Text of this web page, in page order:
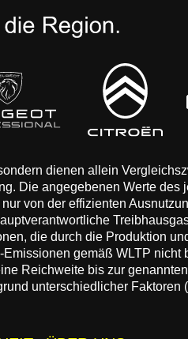
dienen allein
Die angegebenen Werte
von der effizienten
die durch die Produktion
-Emissionen gemäß WLTP nicht
Reichweite bis zur
unterschiedlicher Faktoren